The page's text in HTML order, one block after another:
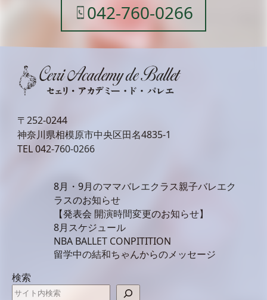
042-760-0266
〒252-0244
神奈川県相模原市中央区田名4835-1
TEL042-760-0266
8月・9月のママバレエクラス親子バレエク
ラスのお知らせ
【発表会 開演時間変更のお知らせ】
8月スケジュール
NBA BALLET CONPITITION
留学中の結和ちゃんからのメッセージ
検索